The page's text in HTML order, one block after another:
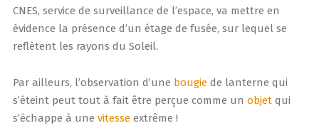
CNES, service de surveillance de l’espace, va mettre en
évidence la présence d’un étage de fusée, sur lequel se
reflètent les rayons du Soleil.
Par ailleurs, l’observation d’une bougiede lanterne qui
s’éteint peut tout à fait être perçue comme un objetqui
s’échappe à une vitesseextrême !